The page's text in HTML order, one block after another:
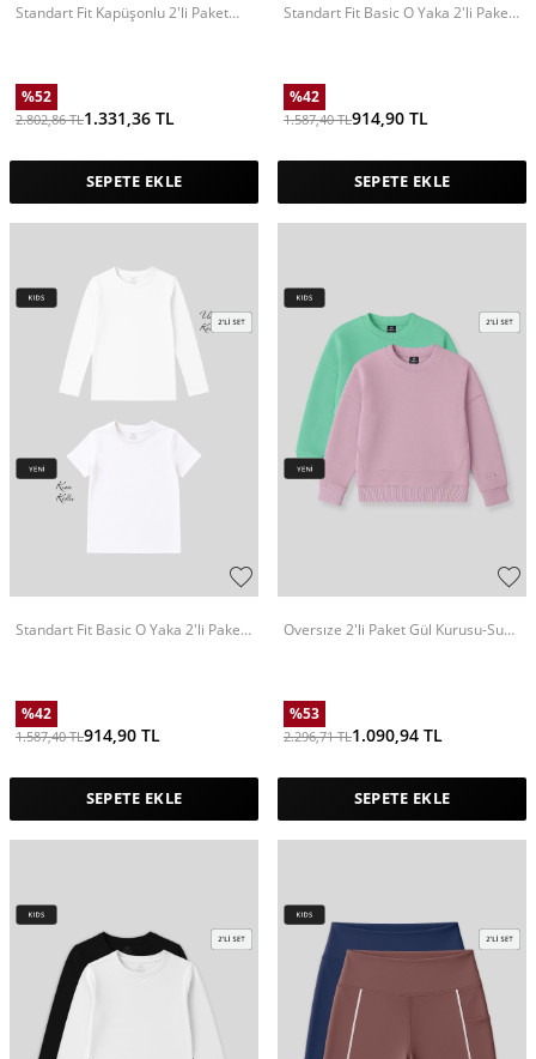
Standart Fit Kapüşonlu 2'li Paket
%52
2.802,86TL1.331,36 TL
SEPETE EKLE
Standart Fit Basic O Yaka 2'li Paket
%42
1.587,40TL914,90 TL
SEPETE EKLE
Standart Fit Basic O Yaka 2'li Paket
%42
1.587,40TL914,90 TL
SEPETE EKLE
Oversıze 2'li Paket Gül Kurusu-Su
%53
2.296,71TL1.090,94 TL
SEPETE EKLE